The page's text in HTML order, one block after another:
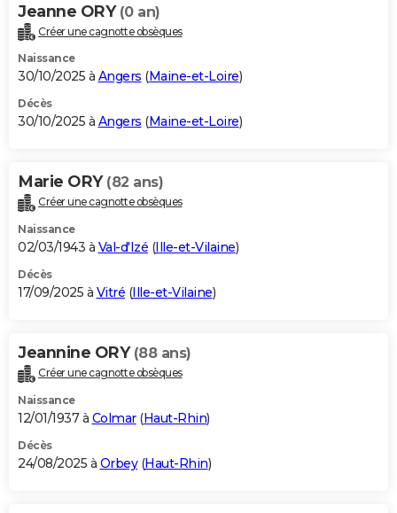
Jeanne ORY (0 an)
Créer une cagnotte obsèques
Naissance
30/10/2025 à Angers (Maine-et-Loire)
Décès
30/10/2025 à Angers (Maine-et-Loire)
Marie ORY (82 ans)
Créer une cagnotte obsèques
Naissance
02/03/1943 à Val-d'Izé (Ille-et-Vilaine)
Décès
17/09/2025 à Vitré (Ille-et-Vilaine)
Jeannine ORY (88 ans)
Créer une cagnotte obsèques
Naissance
12/01/1937 à Colmar(Haut-Rhin)
Décès
24/08/2025 à Orbey(Haut-Rhin)